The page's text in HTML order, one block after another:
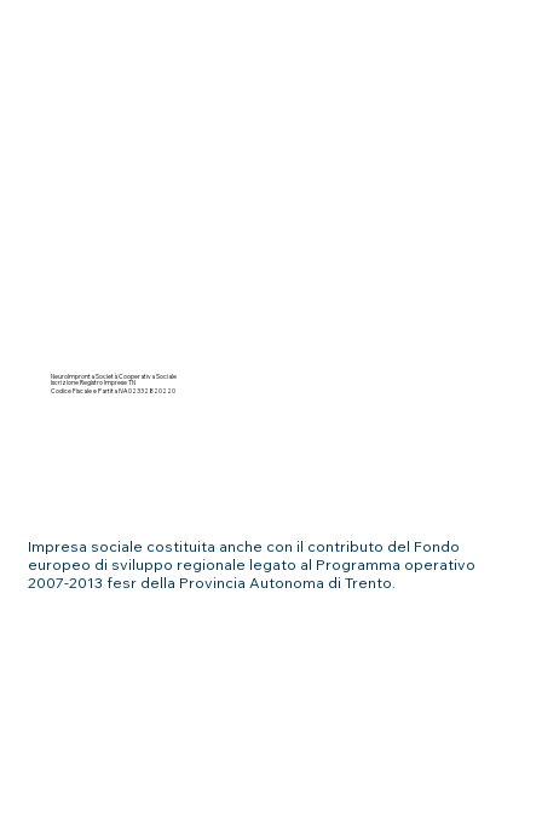
NeuroImpronta Società Cooperativa Sociale
Iscrizione Registro Imprese TN
Codice Fiscale e Partita IVA 02332820220
Impresa sociale costituita anche con il contributo del Fondo
europeo di sviluppo regionale legato al Programma operativo
2007-2013 fesr della Provincia Autonoma di Trento.